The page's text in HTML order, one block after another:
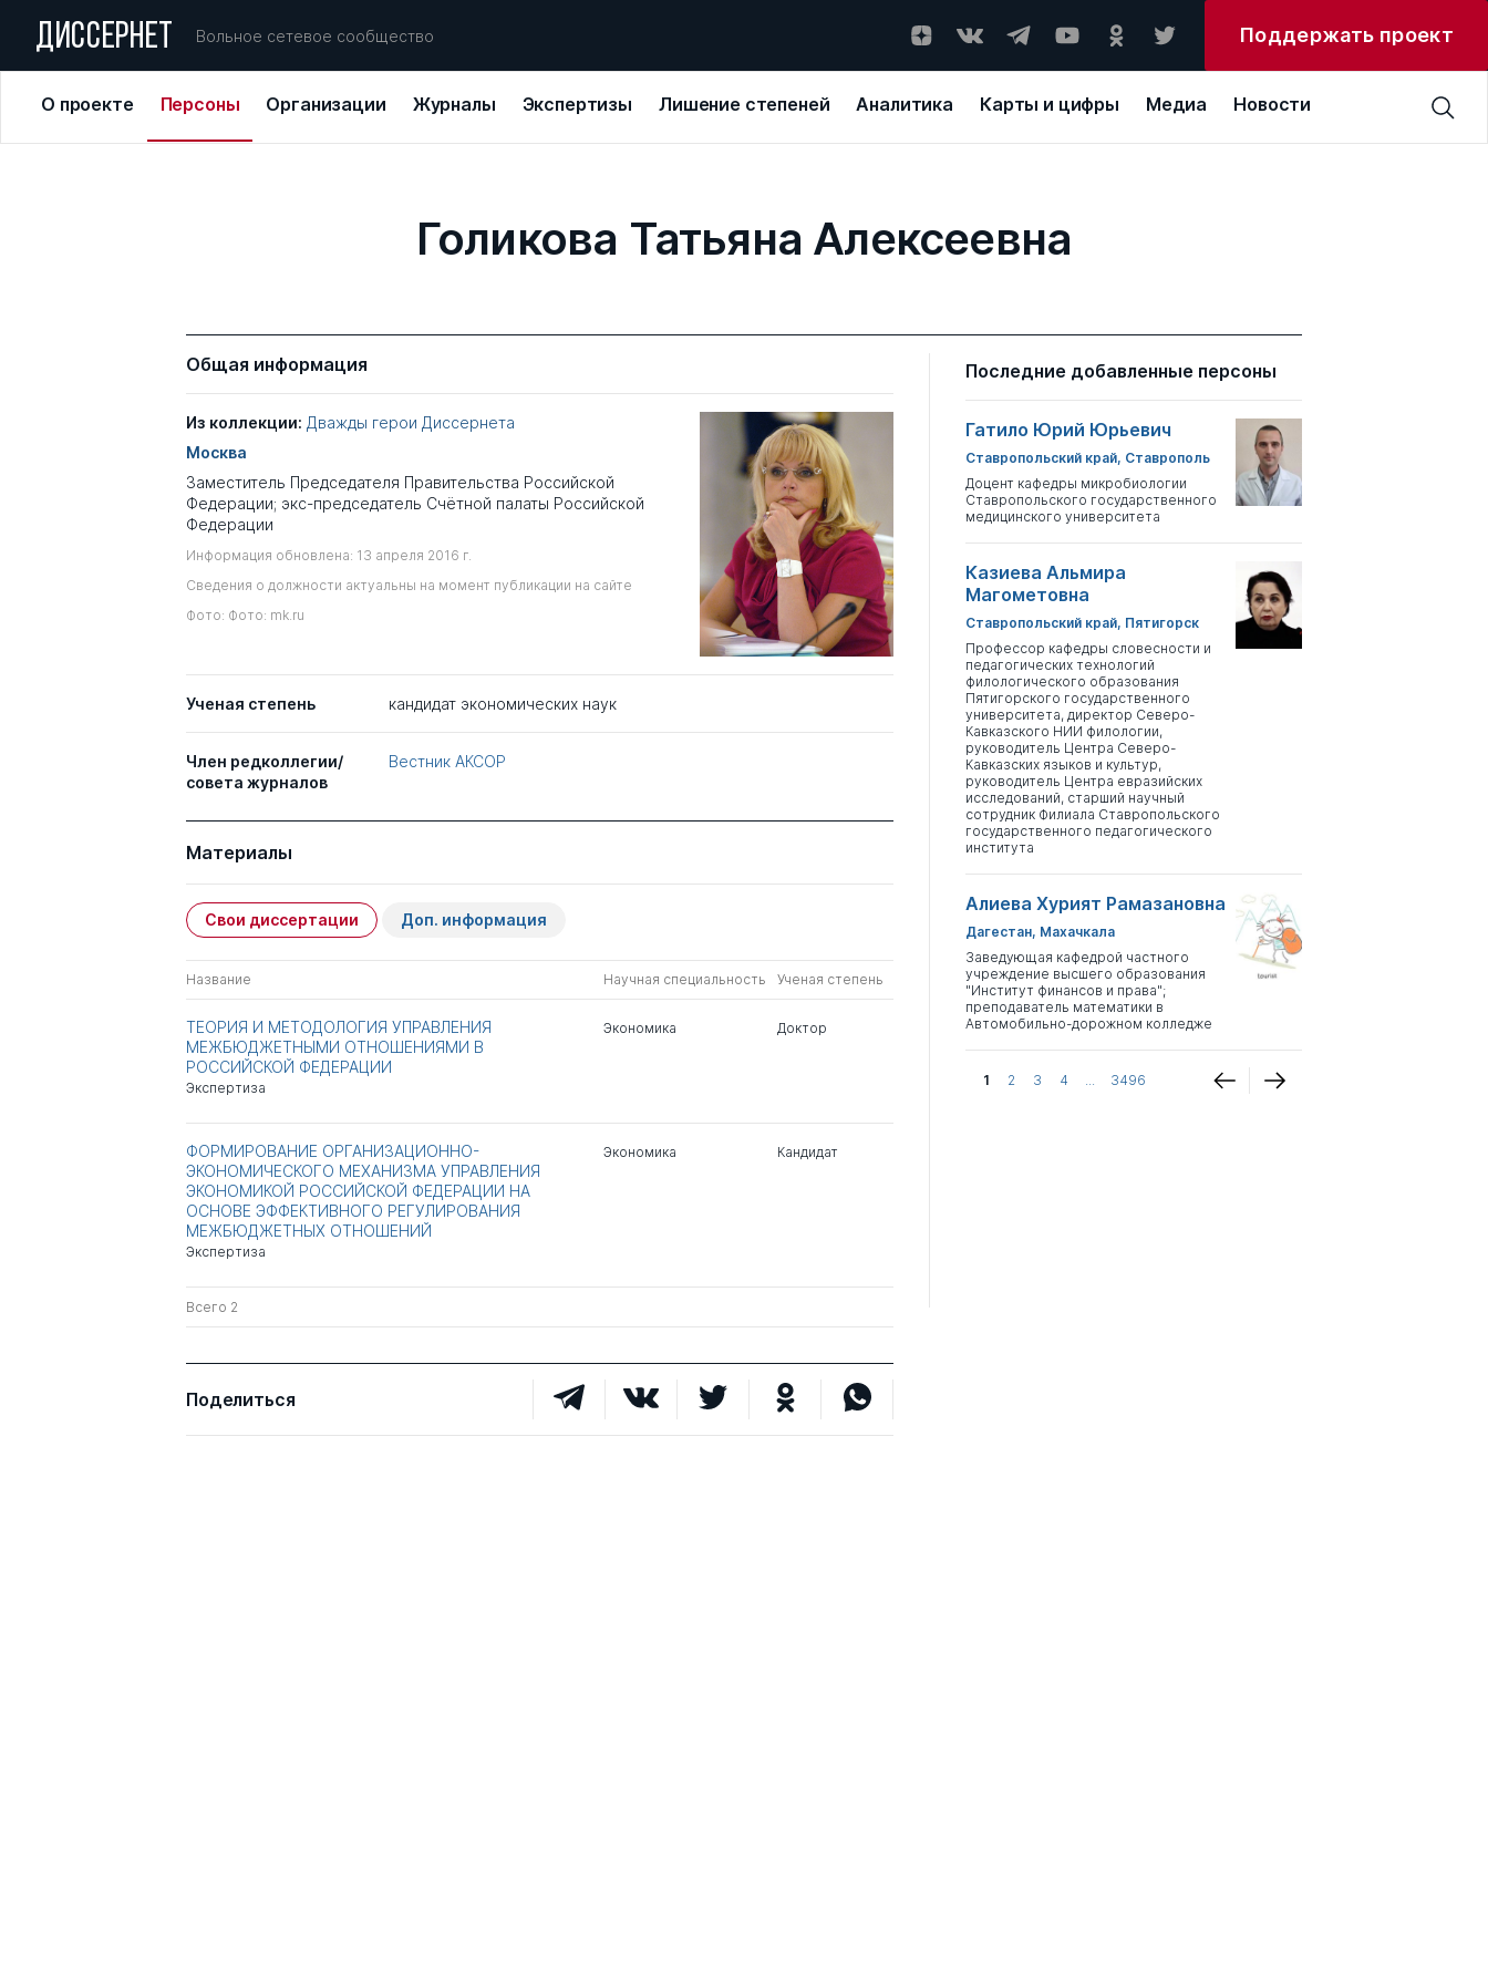
ДИССЕРНЕТ Вольное сетевое сообщество Поддержать проект
О проекте Персоны Организации Журналы Экспертизы Лишение степеней Аналитика Карты и цифры Медиа Новости
Голикова Татьяна Алексеевна
Общая информация
Из коллекции: Дважды герои Диссернета
Москва
Заместитель Председателя Правительства Российской
Федерации; экс-председатель Счётной палаты Российской
Федерации
Информация обновлена: 13 апреля 2016 г.
Сведения о должности актуальны на момент публикации на сайте
Фото: Фото: mk.ru
Ученая степень кандидат экономических наук
Член редколлегии/
совета журналов
Вестник АКСОР
Материалы
Свои диссертации Доп. информация
Название Научная специальность Ученая степень
ТЕОРИЯ И МЕТОДОЛОГИЯ УПРАВЛЕНИЯ
МЕЖБЮДЖЕТНЫМИ ОТНОШЕНИЯМИ В
РОССИЙСКОЙ ФЕДЕРАЦИИ
Экспертиза
Экономика Доктор
ФОРМИРОВАНИЕ ОРГАНИЗАЦИОННО-
ЭКОНОМИЧЕСКОГО МЕХАНИЗМА УПРАВЛЕНИЯ
ЭКОНОМИКОЙ РОССИЙСКОЙ ФЕДЕРАЦИИ НА
ОСНОВЕ ЭФФЕКТИВНОГО РЕГУЛИРОВАНИЯ
МЕЖБЮДЖЕТНЫХ ОТНОШЕНИЙ
Экспертиза
Экономика Кандидат
Всего 2
Поделиться
Последние добавленные персоны
Гатило Юрий Юрьевич
Ставропольский край, Ставрополь
Доцент кафедры микробиологии
Ставропольского государственного
медицинского университета
Казиева Альмира
Магометовна
Ставропольский край, Пятигорск
Профессор кафедры словесности и
педагогических технологий
филологического образования
Пятигорского государственного
университета, директор Северо-
Кавказского НИИ филологии,
руководитель Центра Северо-
Кавказских языков и культур,
руководитель Центра евразийских
исследований, старший научный
сотрудник Филиала Ставропольского
государственного педагогического
института
Алиева Хурият Рамазановна
Дагестан, Махачкала
Заведующая кафедрой частного
учреждение высшего образования
"Институт финансов и права";
преподаватель математики в
Автомобильно-дорожном колледже
1 2 3 4 ... 3496